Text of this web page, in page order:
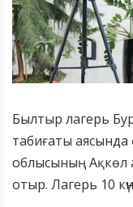
Былтыр лагерь
табиғаты аясында
облысының
отыр. Лагерь 10